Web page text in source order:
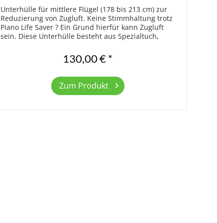
Unterhülle für mittlere Flügel (178 bis 213 cm) zur
Reduzierung von Zugluft. Keine Stimmhaltung trotz
Piano Life Saver ? Ein Grund hierfür kann Zugluft
sein. Diese Unterhülle besteht aus Spezialtuch,
130,00 € *
Zum Produkt